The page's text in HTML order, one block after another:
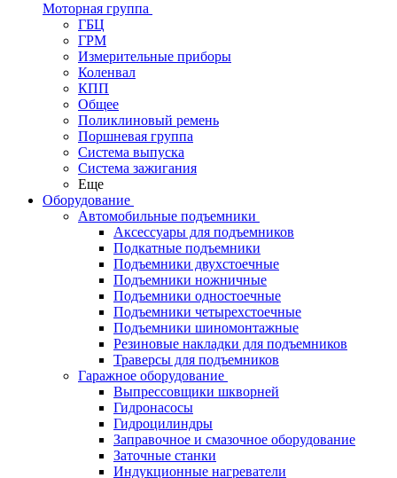
Моторная группа
ГБЦ
ГРМ
Измерительные приборы
Коленвал
КПП
Общее
Поликлиновый ремень
Поршневая группа
Система выпуска
Система зажигания
Еще
Оборудование
Автомобильные подъемники
Аксессуары для подъемников
Подкатные подъемники
Подъемники двухстоечные
Подъемники ножничные
Подъемники одностоечные
Подъемники четырехстоечные
Подъемники шиномонтажные
Резиновые накладки для подъемников
Траверсы для подъемников
Гаражное оборудование
Выпрессовщики шкворней
Гидронасосы
Гидроцилиндры
Заправочное и смазочное оборудование
Заточные станки
Индукционные нагреватели